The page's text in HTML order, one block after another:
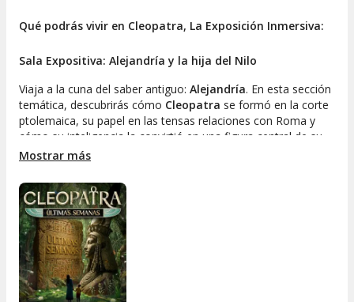
Qué podrás vivir en Cleopatra, La Exposición Inmersiva:
Sala Expositiva: Alejandría y la hija del Nilo
Viaja a la cuna del saber antiguo: Alejandría. En esta sección
temática, descubrirás cómo Cleopatra se formó en la corte
ptolemaica, su papel en las tensas relaciones con Roma y
cómo su inteligencia la convirtió en una figura central de su
tiempo. La ambientación envolvente y los elementos
reina, de reina a mito. Poder, carisma y sabiduría en estado
puro.
Holograma: Nacimiento de una nueva era
Una sorprendente narración visual en tres dimensiones que
conecta el surgimiento del helenismo con el ocaso del
Antiguo Egipto. Gracias a la tecnología holográfica,
Mostrar más